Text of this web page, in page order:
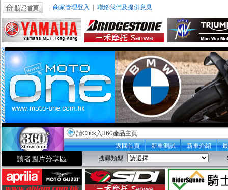
商家管理登入 聯絡我們及提供意見
請Click入360產品主頁
返回首頁
新車測試 新車介紹
讀者圖片分享區 搜尋類型